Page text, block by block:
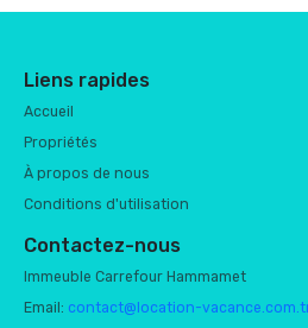
Liens rapides
Accueil
Propriétés
À propos de nous
Conditions d'utilisation
Contactez-nous
Immeuble Carrefour Hammamet
Email: contact@location-